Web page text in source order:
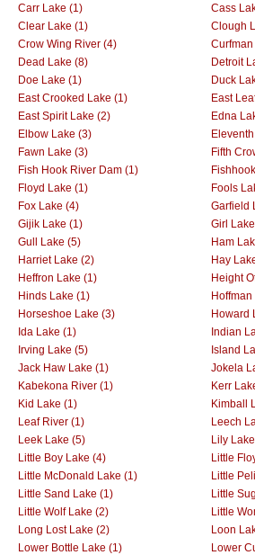
Carr Lake (1)
Cass
Clear Lake (1)
Clough
Crow Wing River (4)
Dead Lake (8)
Detroit
Doe Lake (1)
Duck
East Crooked Lake (1)
East
East Spirit Lake (2)
Edna
Elbow Lake (3)
Fawn Lake (3)
Fifth
Fish Hook River Dam (1)
Floyd Lake (1)
Fools
Fox Lake (4)
Garfield
Gijik Lake (1)
Girl
Gull Lake (5)
Ham
Harriet Lake (2)
Hay
Heffron Lake (1)
Height
Hinds Lake (1)
Horseshoe Lake (3)
Howard
Ida Lake (1)
Indian
Irving Lake (5)
Island
Jack Haw Lake (1)
Jokela
Kabekona River (1)
Kerr
Kid Lake (1)
Kimball
Leaf River (1)
Leech
Leek Lake (5)
Lily
Little Boy Lake (4)
Little
Little McDonald Lake (1)
Little
Little Sand Lake (1)
Little
Little Wolf Lake (2)
Little
Long Lost Lake (2)
Loon
Lower Bottle Lake (1)
Lower